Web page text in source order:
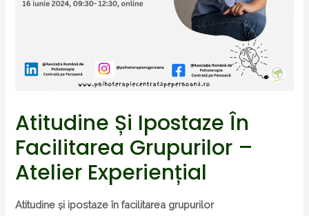
Atitudine Și Ipostaze În
Facilitarea Grupurilor –
Atelier Experiențial
Atitudine și ipostaze în facilitarea grupurilor